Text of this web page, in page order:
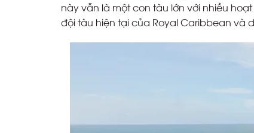
này vẫn là một con tàu lớn với nhiều
đội tàu hiện tại của Royal Caribbean và